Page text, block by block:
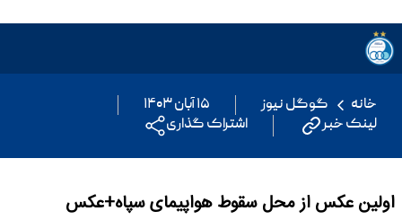
خانه گوگل نیوز
۱۵ آبان ۱۴۰۳
لینک خبر
اشتراک گذاری
اولین عکس از محل سقوط هواپیمای سپاه+عکس